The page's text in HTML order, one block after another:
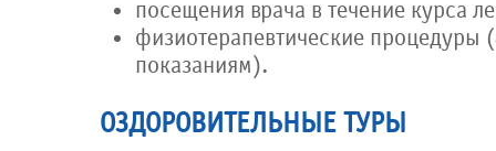
посещения врача в течение курса
физиотерапевтические процедуры
показаниям).
ОЗДОРОВИТЕЛЬНЫЕ ТУРЫ